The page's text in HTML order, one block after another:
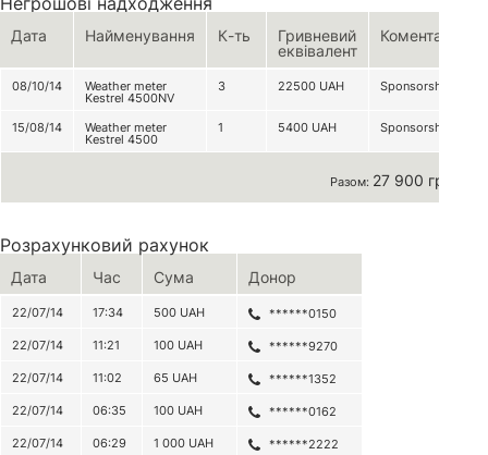
Дата Найменування К-ть
Гривневий
еквівалент
Коментар
08/10/14 Weather meter
Kestrel 4500NV
3 22500 UAH Sponsorship
15/08/14 Weather meter
Kestrel 4500
1 5400 UAH Sponsorship
Разом: 27 900 грн
Розрахунковий рахунок
Дата Час Сума Донор
22/07/14 17:34 500 UAH ******0150
22/07/14 11:21 100 UAH ******9270
22/07/14 11:02 65 UAH ******1352
22/07/14 06:35 100 UAH ******0162
22/07/14 06:29 1 000 UAH ******2222